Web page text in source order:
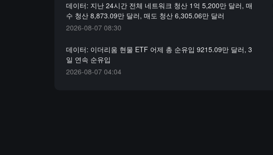
데이터: 지난 24시간 전체 네트워크 청산 1억 5,200만 달러, 매
수 청산 8,873.09만 달러, 매도 청산 6,305.06만 달러
2026-08-07 08:30
데이터: 이더리움 현물 ETF 어제 총 순유입 9215.09만 달러, 3
일 연속 순유입
2026-08-07 04:04